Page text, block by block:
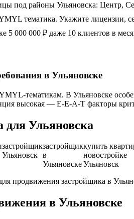
под районы Ульяновска: Центр,
тематика. Укажите лицензии,
5 000 000 ₽ даже 10 клиентов в
в Ульяновске
тематикам. В Ульяновске
высокая — E-E-A-T факторы
для Ульяновска
застройщик
Ульяновск
застройщик
в
Ульяновске
купить
новостройке
Ульяновск
продвижения застройщика в
в Ульяновске